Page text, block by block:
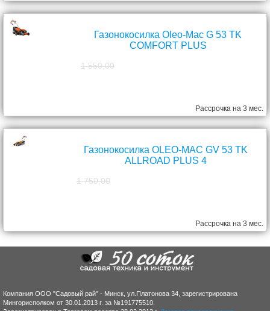
Газонокосилка Oleo-Mac G 53 TK
COMFORT PLUS
1 550,00
Рассрочка на 3 мес.
Газонокосилка OLEO-MAC GV 53 TK
ALLROAD PLUS 4
1 750,00
Рассрочка на 3 мес.
Компания ООО "Садовый рай" - Минск, ул.Платонова 34, зарегистрирована
Мингорисполком от 30.01.2013 г. за №191775510.